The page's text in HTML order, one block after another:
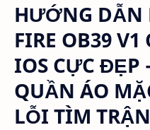
HƯỚNG DẪN
FIRE OB39
IOS CỰC ĐẸP
QUẦN ÁO
LỖI TÌM TRẬN